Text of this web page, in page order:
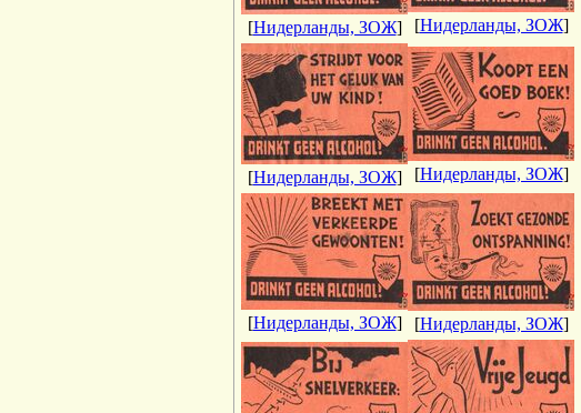
[Нидерланды, ЗОЖ] [Нидерланды, ЗОЖ]
[Нидерланды, ЗОЖ] [Нидерланды, ЗОЖ]
[Нидерланды, ЗОЖ] [Нидерланды, ЗОЖ]